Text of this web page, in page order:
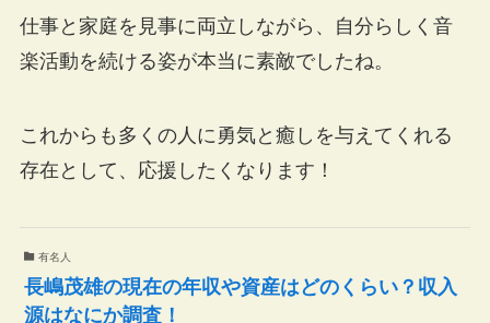
仕事と家庭を見事に両立しながら、自分らしく音
楽活動を続ける姿が本当に素敵でしたね。
これからも多くの人に勇気と癒しを与えてくれる
存在として、応援したくなります！
有名人
長嶋茂雄の現在の年収や資産はどのくらい？収入
源はなにか調査！